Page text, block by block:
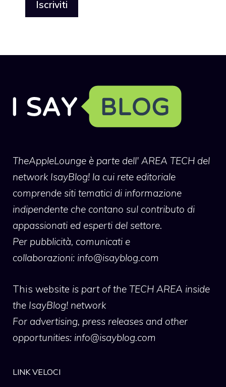
TheAppleLounge è parte dell' AREA TECH del
network IsayBlog! la cui rete editoriale
comprende siti tematici di informazione
indipendente che contano sul contributo di
appassionati ed esperti del settore.
Per pubblicità, comunicati e
collaborazioni: info@isayblog.com
This website is part of the TECH AREA inside
the IsayBlog! network
For advertising, press releases and other
opportunities: info@isayblog.com
LINK VELOCI